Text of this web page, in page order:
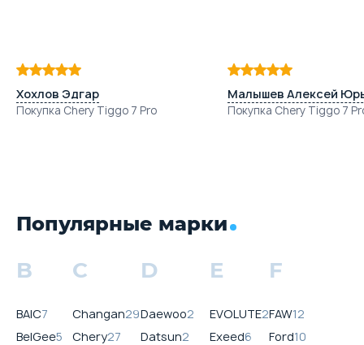
Хохлов Эдгар
Покупка Chery Tiggo 7 Pro
Малышев Алексей
Покупка Chery Tiggo 7
Популярные марки
B
BAIC7
BelGee5
C
Changan29
Chery27
D
Daewoo2
Datsun2
E
EVOLUTE2
Exeed6
F
FAW12
Ford10